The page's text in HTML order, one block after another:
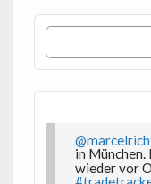
Suchen
in
wieder vor